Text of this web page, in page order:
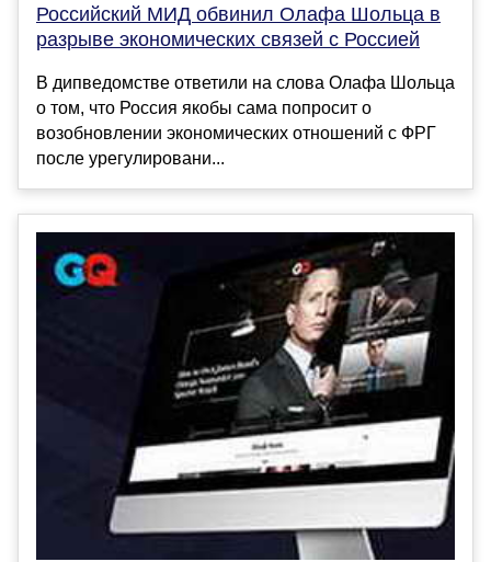
Российский МИД обвинил Олафа Шольца в
разрыве экономических связей с Россией
В дипведомстве ответили на слова Олафа Шольца
о том, что Россия якобы сама попросит о
возобновлении экономических отношений с ФРГ
после урегулировани...